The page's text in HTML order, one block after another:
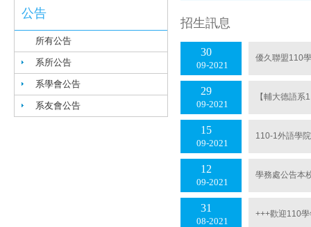
公告
所有公告
系所公告
系學會公告
系友會公告
招生訊息
09 2021
30 優久聯盟110
09 2021
29 【輔大德語
09 2021
15 110-1外語學
09 2021
12 學務處公告本
08 2021
31 +++歡迎110